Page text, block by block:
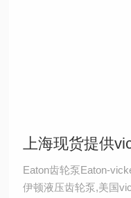
上海现货提供
Eaton齿轮泵Eaton-
伊顿液压齿轮泵,美国